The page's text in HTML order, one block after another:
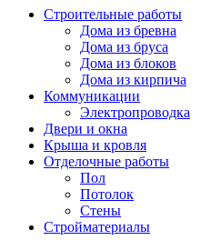
v-plast.ru Строительство и ремонт
Строительные работы
Дома из бревна
Дома из бруса
Дома из блоков
Дома из кирпича
Коммуникации
Электропроводка
Двери и окна
Крыша и кровля
Отделочные работы
Пол
Потолок
Стены
Стройматериалы